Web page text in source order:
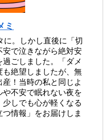
ミ
に。しかし直後に「切
で泣きながら絶対安
ごしました。「ダメ
絶望しましたが、無
！当時の私と同じよ
や不安で眠れない夜を
しでも心が軽くなる
つ情報」をお届けしま